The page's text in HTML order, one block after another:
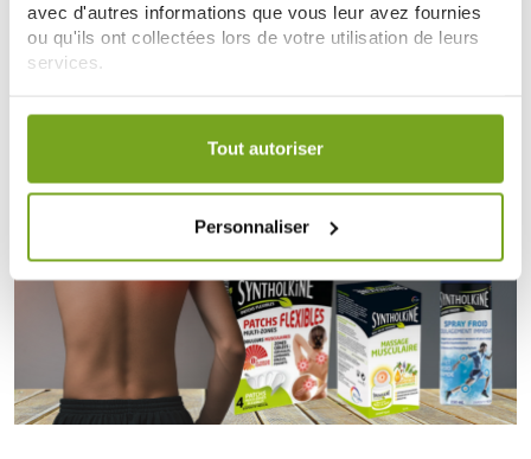
avec d'autres informations que vous leur avez fournies
ou qu'ils ont collectées lors de votre utilisation de leurs
services.
Votre choix de consentement est conservé pendant une
Tout autoriser
Personnaliser
SYNTHOLKINE
SYNTHOLKINE PATCHS FLEXIBLES
MULTI-ZONES 4 PATCHS
ДОБАВИТЬ В КОРЗИНУ
SYNTHOLKINE
SYNTHOLKINE GEL DE MASSAGE